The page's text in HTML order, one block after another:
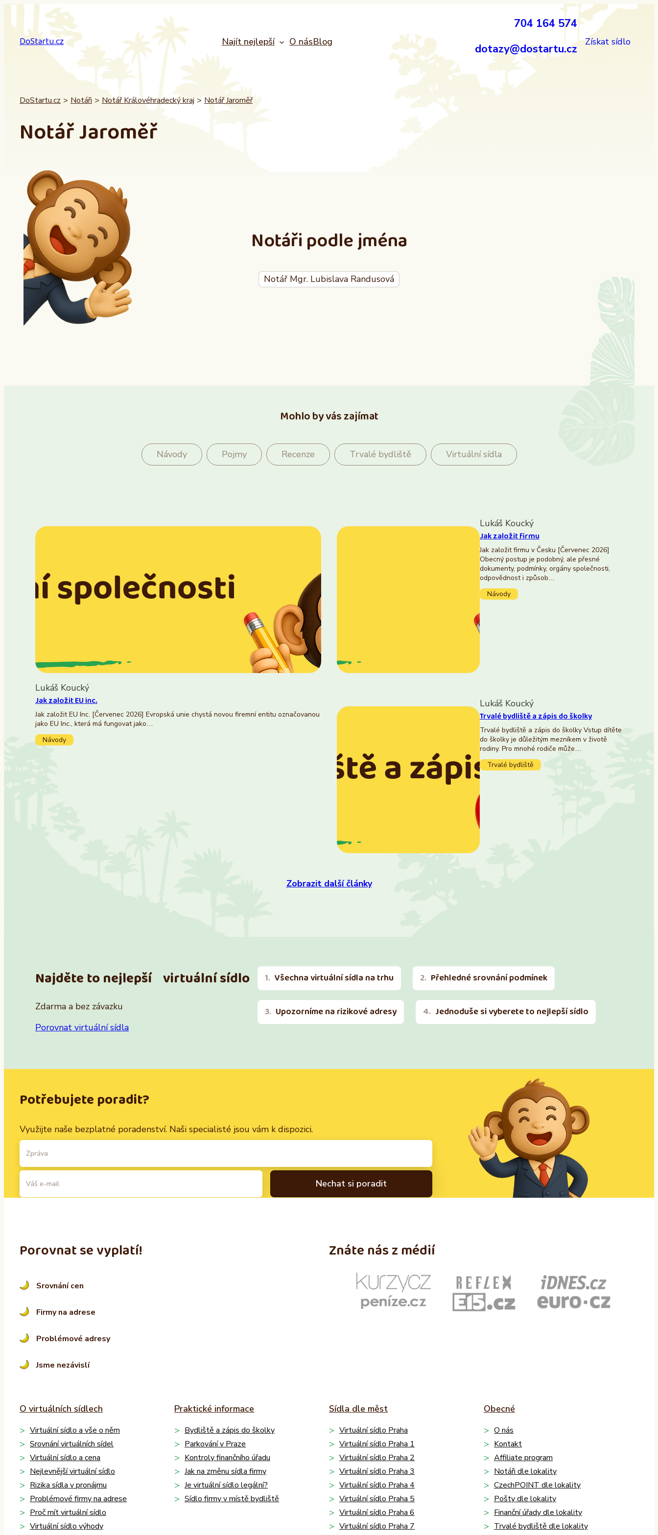
Přeskočit
na
obsah
DoStartu.cz Najít nejlepší O násBlog
704 164 574
dotazy@dostartu.cz
Získat sídlo
DoStartu.cz > Notáři > Notář Královéhradecký kraj > Notář Jaroměř
Notář Jaroměř
Notáři podle jména
Notář Mgr. Lubislava Randusová
Mohlo by vás zajímat
Návody Pojmy Recenze Trvalé bydliště Virtuální sídla
Lukáš Koucký
Jak založit EU inc.
Jak založit EU Inc. [Červenec 2026] Evropská unie chystá novou firemní entitu označovanou
jako EU Inc., která má fungovat jako…
Návody
Lukáš Koucký
Jak založit firmu
Jak založit firmu v Česku [Červenec 2026]
Obecný postup je podobný, ale přesné
dokumenty, podmínky, orgány společnosti,
odpovědnost i způsob…
Návody
Lukáš Koucký
Trvalé bydliště a zápis do školky
Trvalé bydliště a zápis do školky Vstup dítěte
do školky je důležitým mezníkem v životě
rodiny. Pro mnohé rodiče může…
Trvalé bydliště
Zobrazit další články
Najděte to nejlepší virtuální sídlo
Zdarma a bez závazku
Porovnat virtuální sídla
Všechna virtuální sídla na trhu Přehledné srovnání podmínek
Upozorníme na rizikové adresy Jednoduše si vyberete to nejlepší sídlo
Potřebujete poradit?
Využijte naše bezplatné poradenství. Naši specialisté jsou vám k dispozici.
e
a
i
e
Porovnat se vyplatí!
Srovnání cen
Firmy na adrese
Problémové adresy
Jsme nezávislí
Znáte nás z médií
O virtuálních sídlech
Virtuální sídlo a vše o něm
Srovnání virtuálních sídel
Virtuální sídlo a cena
Nejlevnější virtuální sídlo
Rizika sídla v pronájmu
Problémové firmy na adrese
Proč mít virtuální sídlo
Virtuální sídlo výhody
Praktické informace
Bydliště a zápis do školky
Parkování v Praze
Kontroly finančního úřadu
Jak na změnu sídla firmy
Je virtuální sídlo legální?
Sídlo firmy v místě bydliště
Sídla dle měst
Virtuální sídlo Praha
Virtuální sídlo Praha 1
Virtuální sídlo Praha 2
Virtuální sídlo Praha 3
Virtuální sídlo Praha 4
Virtuální sídlo Praha 5
Virtuální sídlo Praha 6
Virtuální sídlo Praha 7
Obecné
O nás
Kontakt
Affiliate program
Notáři dle lokality
CzechPOINT dle lokality
Pošty dle lokality
Finanční úřady dle lokality
Trvalé bydliště dle lokality